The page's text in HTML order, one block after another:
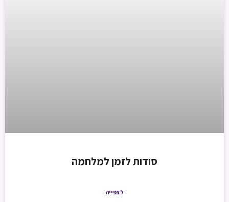
סודות לזמן למלחמה
לצפייה